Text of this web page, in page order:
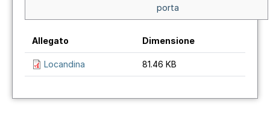
porta
Allegato Dimensione
Locandina 81.46 KB